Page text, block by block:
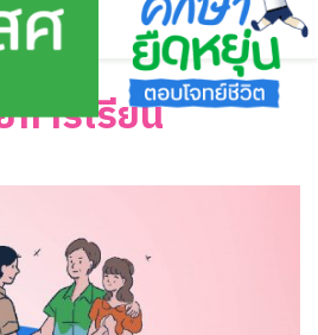
ารเรียน